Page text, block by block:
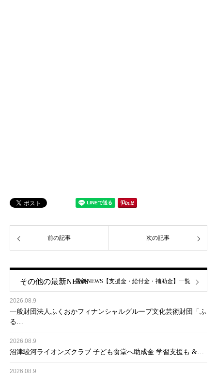
前の記事 次の記事
その他の最新NEWS
2026.08.9
一般財団法人ふくおかフィナンシャルグループ文化芸術財団「ふ
る…
2026.08.9
沼津駿河ライオンズクラブ 子ども食堂へ助成金 学習支援も &…
2026.08.9
最新NEWS【支援金・給付金・補助金】一覧